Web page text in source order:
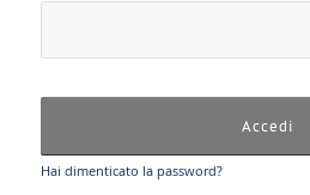
Hai dimenticato la password?